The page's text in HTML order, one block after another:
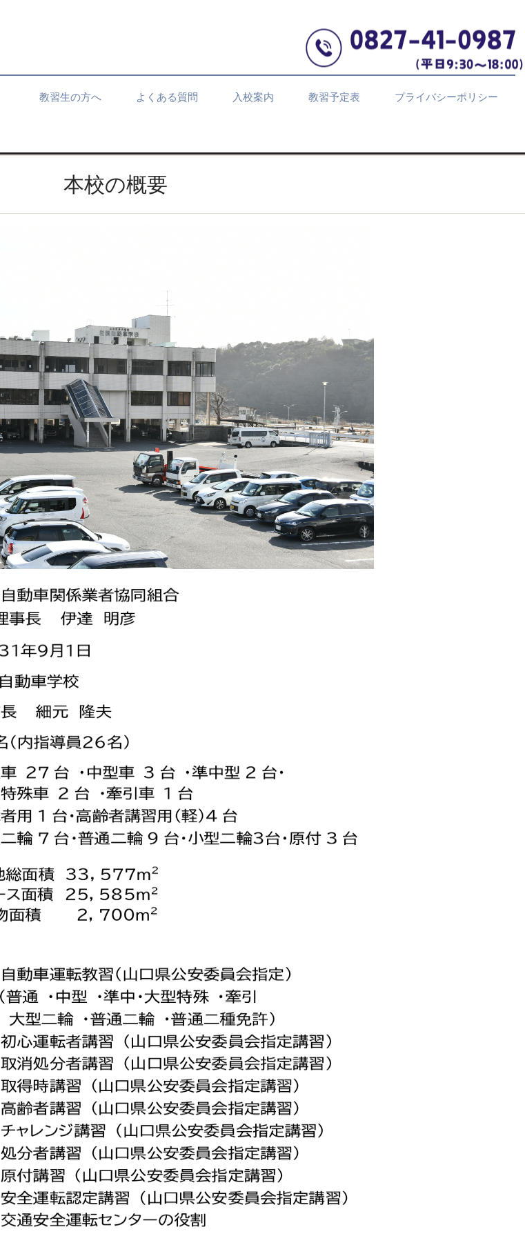
教習生の方へ よくある質問 入校案内 教習予定表 プライバシーポリシー
本校の概要